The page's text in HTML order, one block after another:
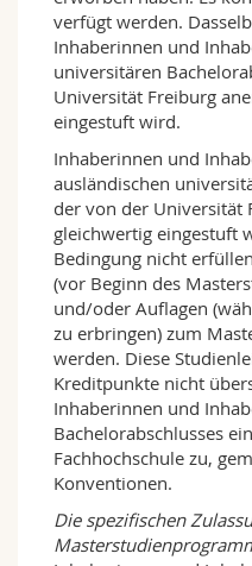
– je nach
Rahmen der
Lehrerbildung
Mehrsprachigkeit
Nach Abschluss des
vertiefte Kenntnisse
und ihren Gebrauch
des Studienbereichs
Testen erworben. Sie
Anforderungen an
fremde
und beurteilen und
Optimierung von
erarbeiten.
Zudem verfügen Sie
Theorien und
von DaF/DaZ und
Fachkenntnisse in
anzuwenden.
verfügt werden.
Inhaberinnen und
universitären
Universität Freiburg
eingestuft wird.
Inhaberinnen und
ausländischen
der von der Universität
gleichwertig eingestuft
Bedingung nicht
(vor Beginn des
und/oder Auflagen
zu erbringen) zum
werden. Diese
Kreditpunkte nicht
Inhaberinnen und
Bachelorabschlusses
Fachhochschule zu,
Konventionen.
Die spezifischen